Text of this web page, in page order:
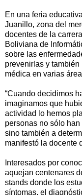
En una feria
Juanillo, zona del
docentes de la
Boliviana de
sobre las
prevenirlas y
médica en varias
“Cuando decidimos
imaginamos que
actividad lo hemos
personas no sólo
sino también a
manifestó la docente
Interesados por
aquejan centenares
stands donde los
síntomas, el